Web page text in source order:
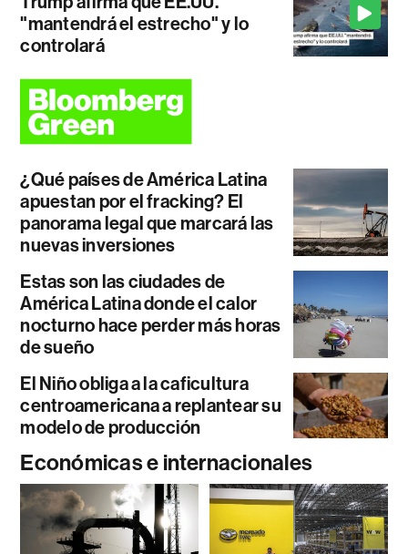
"mantendrá el estrecho" y lo
controlará
¿Qué países de América Latina
apuestan por el fracking? El
panorama legal que marcará las
nuevas inversiones
Estas son las ciudades de
América Latina donde el calor
nocturno hace perder más horas
de sueño
El Niño obliga a la caficultura
centroamericana a replantear su
modelo de producción
Económicas e internacionales